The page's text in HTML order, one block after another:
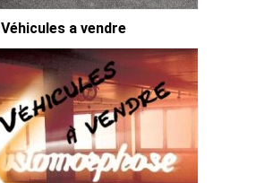
Véhicules a vendre